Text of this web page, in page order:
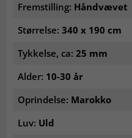
Fremstilling: Håndvævet
Størrelse: 340 x 190 cm
Tykkelse, ca: 25 mm
Alder: 10-30 år
Oprindelse: Marokko
Luv: Uld